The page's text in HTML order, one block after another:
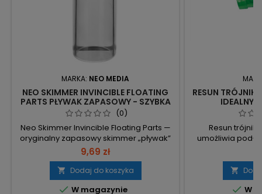
MARKA: NEO MEDIA
NEO SKIMMER INVINCIBLE FLOATING
PARTS PŁYWAK ZAPASOWY - SZYBKA
WYMIANA, KRYSTALICZNA WODA
(0)
Neo Skimmer Invincible Floating Parts —
oryginalny zapasowy skimmer „pływak”
do Aquario Neo Skimmer.
Kompatybilność: pasuje do rozmiarów M
i L — do wszystkich wcześniejszych i
najnowszych wersji Aquario Neo
Skimmer. Zawartość zestawu: 1
9,69 zł
 Dodaj do koszyka
 W magazynie
RESUN TRÓJNIK
IDEALNY
Resun trójnik
umożliwia
rozbudowy
dopasowany
montaż. 2 sztuki
montażu lub

 W